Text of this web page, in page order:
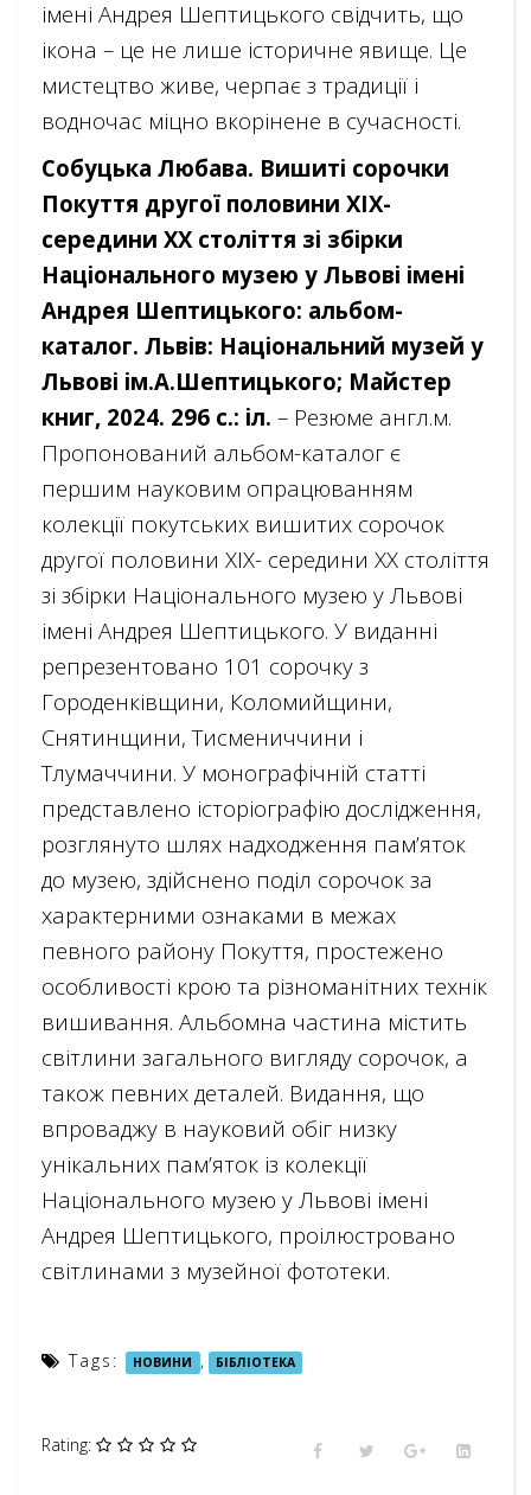
імені Андрея Шептицького свідчить, що
ікона – це не лише історичне явище. Це
мистецтво живе, черпає з традиції і
водночас міцно вкорінене в сучасності.
Собуцька Любава. Вишиті сорочки
Покуття другої половини ХІХ-
середини ХХ століття зі збірки
Національного музею у Львові імені
Андрея Шептицького: альбом-
каталог. Львів: Національний музей у
Львові ім.А.Шептицького; Майстер
книг, 2024. 296 с.: іл. – Резюме англ.м.
Пропонований альбом-каталог є
першим науковим опрацюванням
колекції покутських вишитих сорочок
другої половини ХІХ- середини ХХ століття
зі збірки Національного музею у Львові
імені Андрея Шептицького. У виданні
репрезентовано 101 сорочку з
Городенківщини, Коломийщини,
Снятинщини, Тисмениччини і
Тлумаччини. У монографічній статті
представлено історіографію дослідження,
розглянуто шлях надходження пам’яток
до музею, здійснено поділ сорочок за
характерними ознаками в межах
певного району Покуття, простежено
особливості крою та різноманітних технік
вишивання. Альбомна частина містить
світлини загального вигляду сорочок, а
також певних деталей. Видання, що
впроваджу в науковий обіг низку
унікальних пам’яток із колекції
Національного музею у Львові імені
Андрея Шептицького, проілюстровано
світлинами з музейної фототеки.
Tags: НОВИНИ , БІБЛІОТЕКА
Rating: